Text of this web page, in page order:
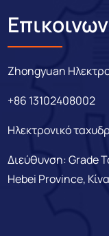
Zhongyuan
+86 13102408002
Ηλεκτρονικό
Διεύθυνση: Grade
Hebei Province, Κίνα